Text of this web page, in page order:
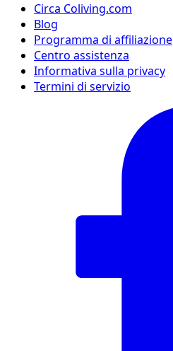
Circa Coliving.com
Blog
Programma di affiliazione
Centro assistenza
Informativa sulla privacy
Termini di servizio